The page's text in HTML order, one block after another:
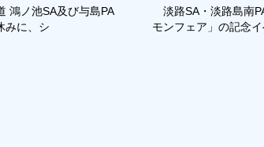
鴻ノ池SA及び与島PA
みに、シ
淡路SA・淡路島南
モンフェア」の記念